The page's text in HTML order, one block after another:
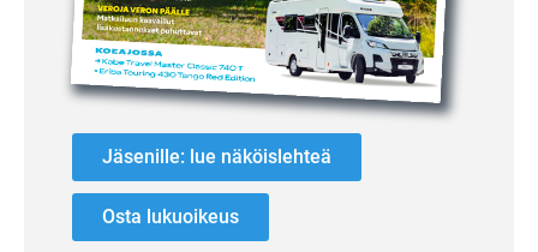
Jäsenille: lue näköislehteä
Osta lukuoikeus